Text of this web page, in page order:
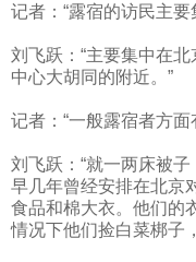
记者：“露宿的访民主
刘飞跃：“主要集中在
中心大胡同的附近。”
记者：“一般露宿者方
刘飞跃：“就一两床被
早几年曾经安排在北京
食品和棉大衣。他们的
情况下他们捡白菜梆子